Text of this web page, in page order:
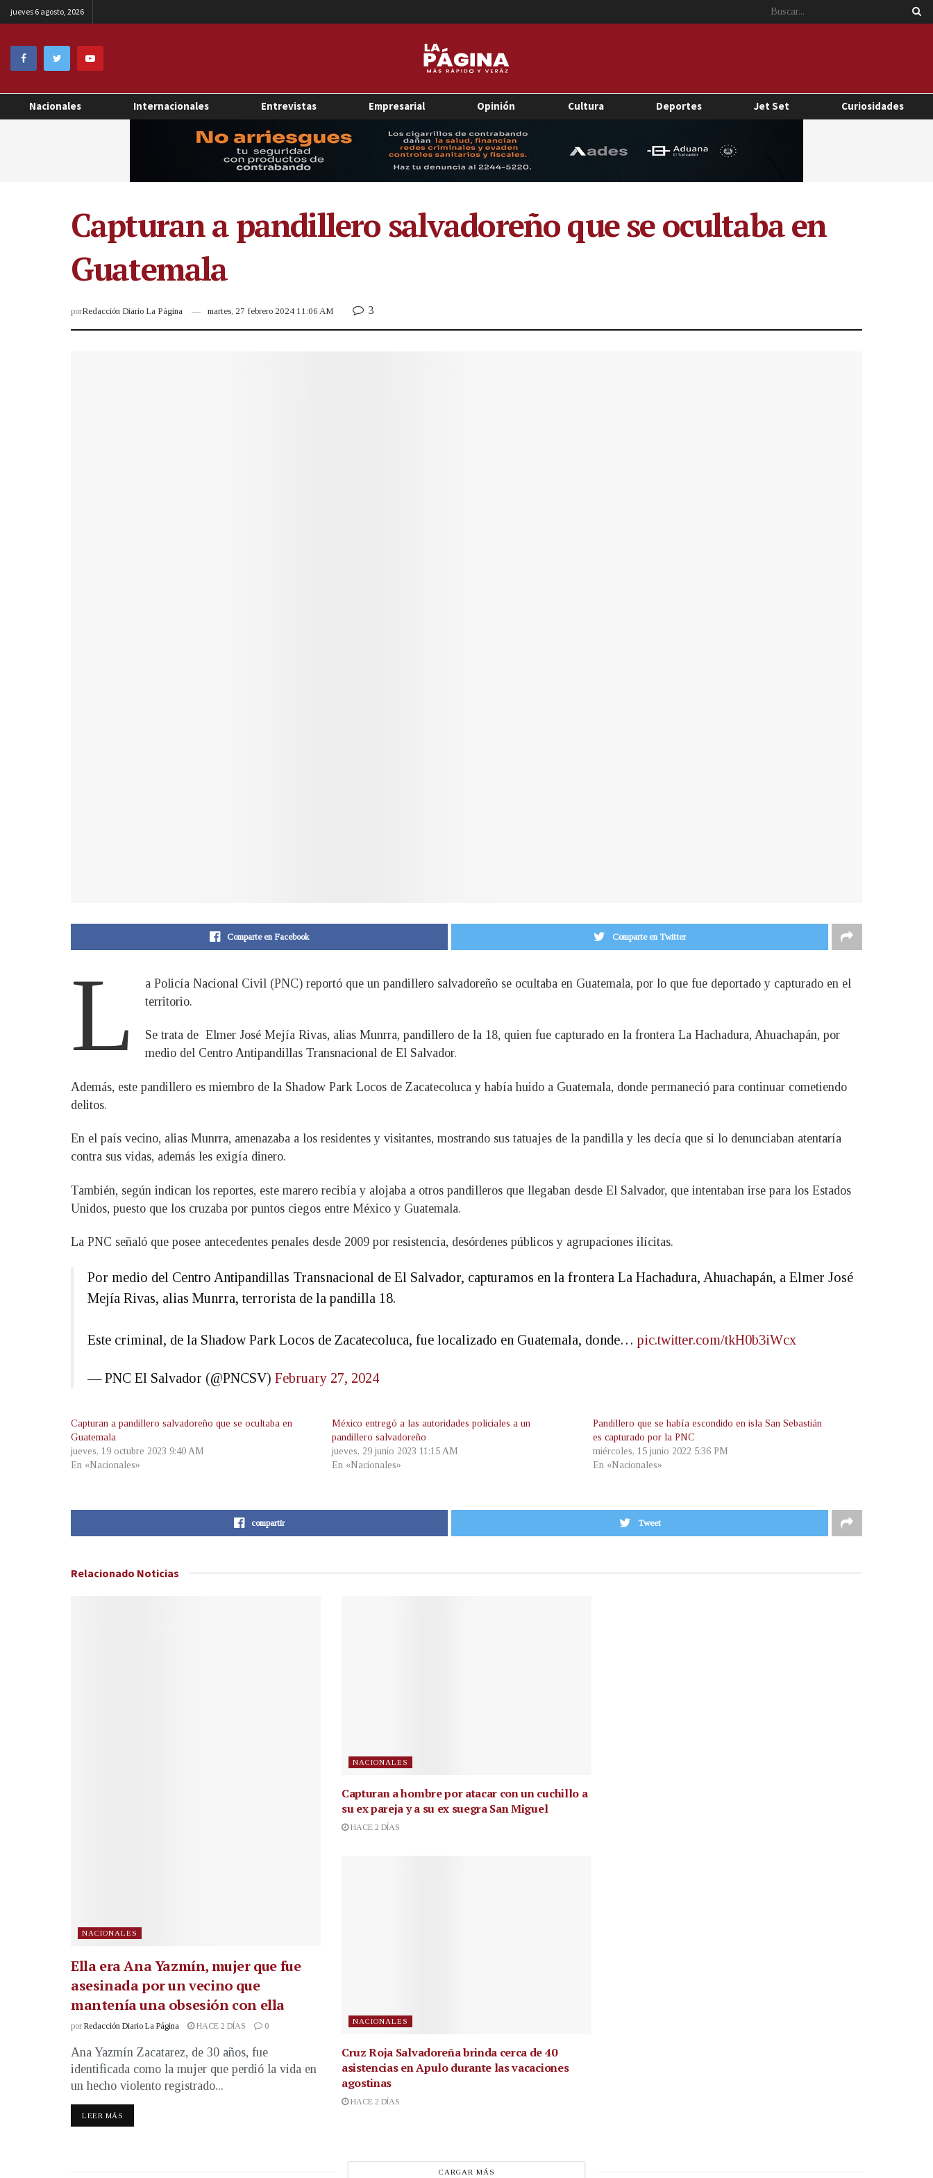
jueves 6 agosto, 2026
Nacionales Internacionales Entrevistas Empresarial Opinión Cultura Deportes Jet Set Curiosidades
Capturan a pandillero salvadoreño que se ocultaba en
Guatemala
porRedacción Diario La Página martes, 27 febrero 2024 11:06 AM 3
Comparte en Facebook Comparte en Twitter
L
a Policía Nacional Civil (PNC) reportó que un pandillero salvadoreño se ocultaba en Guatemala, por lo que fue deportado y capturado en el
territorio.
Se trata de Elmer José Mejía Rivas, alias Munrra, pandillero de la 18, quien fue capturado en la frontera La Hachadura, Ahuachapán, por
medio del Centro Antipandillas Transnacional de El Salvador.
Además, este pandillero es miembro de la Shadow Park Locos de Zacatecoluca y había huido a Guatemala, donde permaneció para continuar cometiendo
delitos.
En el país vecino, alias Munrra, amenazaba a los residentes y visitantes, mostrando sus tatuajes de la pandilla y les decía que si lo denunciaban atentaría
contra sus vidas, además les exigía dinero.
También, según indican los reportes, este marero recibía y alojaba a otros pandilleros que llegaban desde El Salvador, que intentaban irse para los Estados
Unidos, puesto que los cruzaba por puntos ciegos entre México y Guatemala.
La PNC señaló que posee antecedentes penales desde 2009 por resistencia, desórdenes públicos y agrupaciones ilícitas.
Por medio del Centro Antipandillas Transnacional de El Salvador, capturamos en la frontera La Hachadura, Ahuachapán, a Elmer José
Mejía Rivas, alias Munrra, terrorista de la pandilla 18.
Este criminal, de la Shadow Park Locos de Zacatecoluca, fue localizado en Guatemala, donde… pic.twitter.com/tkH0b3iWcx
— PNC El Salvador (@PNCSV) February 27, 2024
Capturan a pandillero salvadoreño que se ocultaba en
Guatemala
jueves, 19 octubre 2023 9:40 AM
En «Nacionales»
México entregó a las autoridades policiales a un
pandillero salvadoreño
jueves, 29 junio 2023 11:15 AM
En «Nacionales»
Pandillero que se había escondido en isla San Sebastián
es capturado por la PNC
miércoles, 15 junio 2022 5:36 PM
En «Nacionales»
compartir Tweet
Relacionado Noticias
NACIONALES
Ella era Ana Yazmín, mujer que fue
asesinada por un vecino que
mantenía una obsesión con ella
por Redacción Diario La Página HACE 2 DÍAS 0
Ana Yazmín Zacatarez, de 30 años, fue
identificada como la mujer que perdió la vida en
un hecho violento registrado...
LEER MÁS
NACIONALES
Capturan a hombre por atacar con un cuchillo a
su ex pareja y a su ex suegra San Miguel
HACE 2 DÍAS
NACIONALES
Cruz Roja Salvadoreña brinda cerca de 40
asistencias en Apulo durante las vacaciones
agostinas
HACE 2 DÍAS
CARGAR MÁS